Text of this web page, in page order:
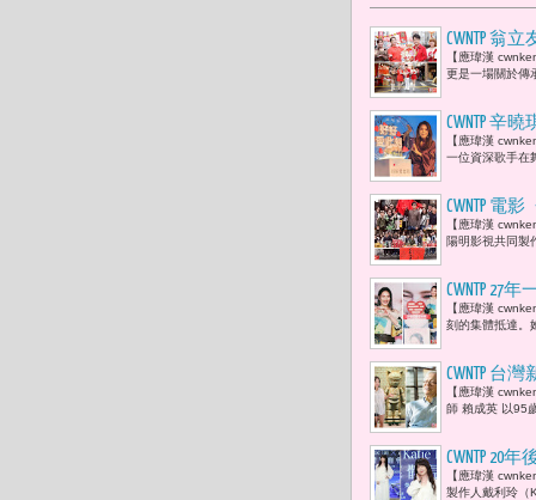
CWNTP 翁
康，就是
【應瑋漢
更是一場關於傳
CWNTP 辛
了。」
【應瑋漢
一位資深歌手在
CWNTP 電
【應瑋漢
陽明影視共同製
CWNTP 27
能量 溫暖
【應瑋漢
刻的集體抵達。
CWNTP 台
兒媳于長
【應瑋漢
師 賴成英 以95
CWNTP
的全新單曲
【應瑋漢
製作人戴利玲（